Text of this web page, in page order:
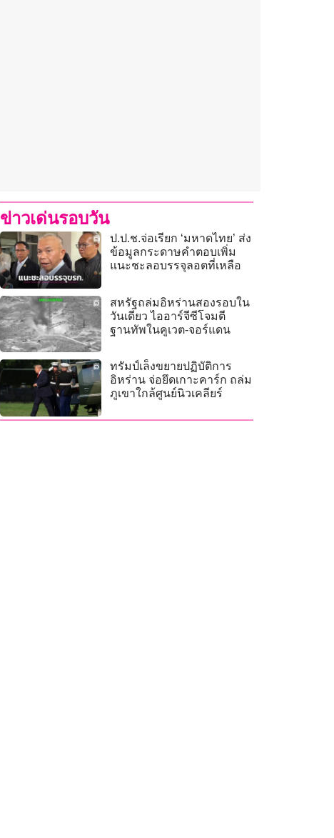
ข่าวเด่นรอบวัน
ป.ป.ช.จ่อเรียก ‘มหาดไทย’ ส่ง
ข้อมูลกระดาษคำตอบเพิ่ม
แนะชะลอบรรจุลอตที่เหลือ
สหรัฐถล่มอิหร่านสองรอบใน
วันเดียว ไออาร์จีซีโจมตี
ฐานทัพในคูเวต-จอร์แดน
ทรัมป์เล็งขยายปฏิบัติการ
อิหร่าน จ่อยึดเกาะคาร์ก ถล่ม
ภูเขาใกล้ศูนย์นิวเคลียร์